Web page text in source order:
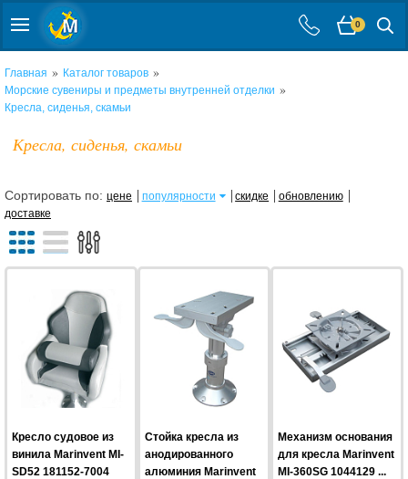
0
Главная » Каталог товаров »
Морские сувениры и предметы внутренней отделки »
Кресла, сиденья, скамьи
Кресла, сиденья, скамьи
Сортировать по: цене популярности скидке
обновлению
доставке
Кресло судовое из
винила Marinvent MI-
SD52 181152-7004
Стойка кресла из
анодированного
алюминия Marinvent
Механизм основания
для кресла Marinvent
MI-360SG 1044129 ...